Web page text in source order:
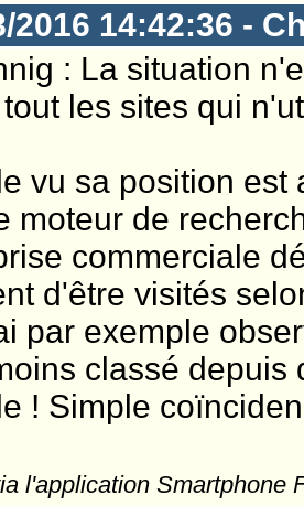
2016 14:42:36 -
: La situation
les sites qui
vu sa position
moteur de
commerciale
d'être visités
par exemple
classé depuis
! Simple
l'application Smartphone